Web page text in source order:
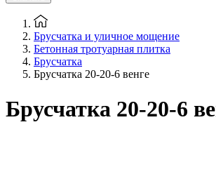
Брусчатка и уличное мощение
Бетонная тротуарная плитка
Брусчатка
Брусчатка 20-20-6 венге
Брусчатка 20-20-6